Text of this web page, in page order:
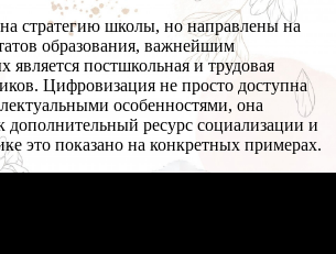
стратегию школы, но направлены на
образования, важнейшим
является постшкольная и трудовая
Цифровизация не просто доступна
особенностями, она
дополнительный ресурс социализации и
это показано на конкретных примерах.